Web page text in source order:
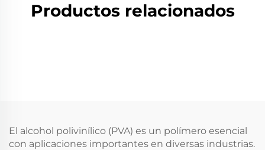
Productos relacionados
El alcohol polivinílico (PVA) es un polímero esencial
con aplicaciones importantes en diversas industrias.